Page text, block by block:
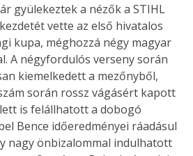
gyülekeztek a nézők a STIHL
vette az első hivatalos
kupa, méghozzá négy magyar
A négyfordulós verseny során
kiemelkedett a mezőnyből,
során rossz vágásért kapott
is felállhatott a dobogó
Bence időeredményei ráadásul
nagy önbizalommal indulhatott